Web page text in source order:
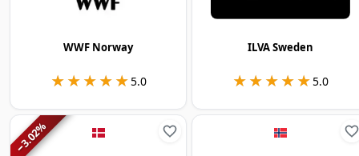
WWF Norway
★★★★★
★★★★★5.0
ILVA Sweden
★★★★★
★★★★★5.0
−
3.02
%